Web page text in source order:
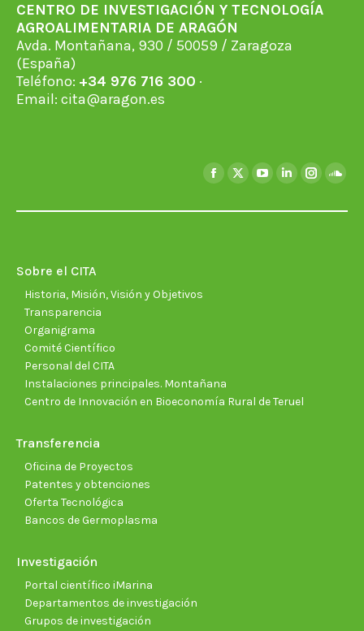
CENTRO DE INVESTIGACIÓN Y TECNOLOGÍA
AGROALIMENTARIA DE ARAGÓN
Avda. Montañana, 930 / 50059 / Zaragoza
(España)
Teléfono: +34 976 716 300 ·
Email: cita@aragon.es
Facebook
X
YouTubeLinkedin
Sobre el CITA
Historia, Misión, Visión y Objetivos
Transparencia
Organigrama
Comité Científico
Personal del CITA
Instalaciones principales. Montañana
Centro de Innovación en Bioeconomía Rural de Teruel
Transferencia
Oficina de Proyectos
Patentes y obtenciones
Oferta Tecnológica
Bancos de Germoplasma
Investigación
Portal científico iMarina
Departamentos de investigación
Grupos de investigación